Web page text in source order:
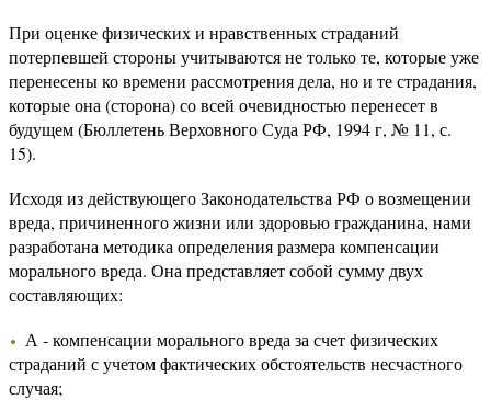
При оценке физических и нравственных страданий
потерпевшей стороны учитываются не только те, которые уже
перенесены ко времени рассмотрения дела, но и те страдания,
которые она (сторона) со всей очевидностью перенесет в
будущем (Бюллетень Верховного Суда РФ, 1994 г, № 11, с.
15).
Исходя из действующего Законодательства РФ о возмещении
вреда, причиненного жизни или здоровью гражданина, нами
разработана методика определения размера компенсации
морального вреда. Она представляет собой сумму двух
составляющих:
А - компенсации морального вреда за счет физических
страданий с учетом фактических обстоятельств несчастного
случая;